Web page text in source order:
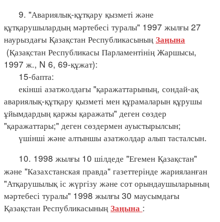
9. "Авариялық-құтқару қызметі және
құтқарушылардың мәртебесі туралы" 1997 жылғы 27
наурыздағы Қазақстан Республикасының Заңына
(Қазақстан Республикасы Парламентінің Жаршысы,
1997 ж., N 6, 69-құжат):
15-бапта:
екінші азатжолдағы "қаражаттарының, сондай-ақ
авариялық-құтқару қызметі мен құрамаларын құрушы
ұйымдардың қаржы қаражаты" деген сөздер
"қаражаттары;" деген сөздермен ауыстырылсын;
үшінші және алтыншы азатжолдар алып тасталсын.
10. 1998 жылғы 10 шілдеде "Егемен Қазақстан"
және "Казахстанская правда" газеттерінде жарияланған
"Атқарушылық іс жүргізу және сот орындаушыларының
мәртебесі туралы" 1998 жылғы 30 маусымдағы
Қазақстан Республикасының Заңына :